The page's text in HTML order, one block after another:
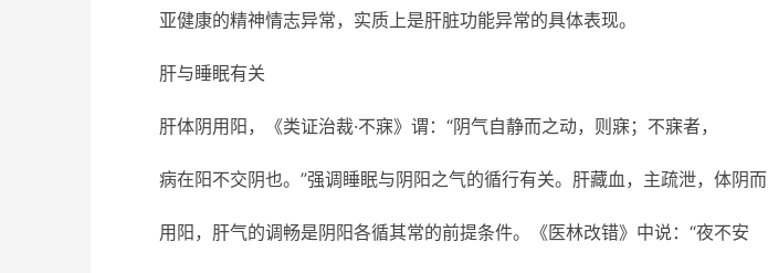
亚健康的精神情志异常，实质上是肝脏功能异常的具体表现。
肝与睡眠有关
肝体阴用阳，《类证治裁·不寐》谓：“阴气自静而之动，则寐；不寐者，
病在阳不交阴也。”强调睡眠与阴阳之气的循行有关。肝藏血，主疏泄，体阴而
用阳，肝气的调畅是阴阳各循其常的前提条件。《医林改错》中说：“夜不安